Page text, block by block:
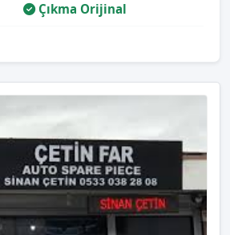
Çıkma Orijinal